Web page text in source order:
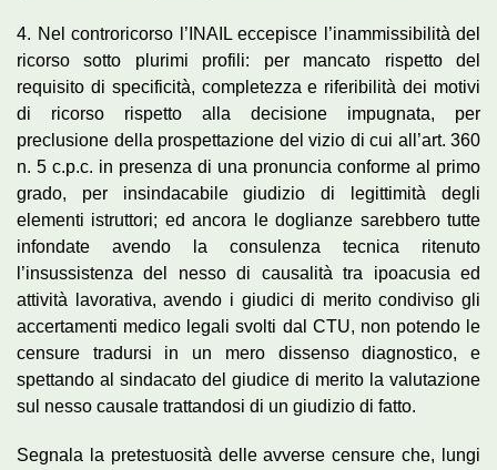
4. Nel controricorso l’INAIL eccepisce l’inammissibilità del
ricorso sotto plurimi profili: per mancato rispetto del
requisito di specificità, completezza e riferibilità dei motivi
di ricorso rispetto alla decisione impugnata, per
preclusione della prospettazione del vizio di cui all’art. 360
n. 5 c.p.c. in presenza di una pronuncia conforme al primo
grado, per insindacabile giudizio di legittimità degli
elementi istruttori; ed ancora le doglianze sarebbero tutte
infondate avendo la consulenza tecnica ritenuto
l’insussistenza del nesso di causalità tra ipoacusia ed
attività lavorativa, avendo i giudici di merito condiviso gli
accertamenti medico legali svolti dal CTU, non potendo le
censure tradursi in un mero dissenso diagnostico, e
spettando al sindacato del giudice di merito la valutazione
sul nesso causale trattandosi di un giudizio di fatto.
Segnala la pretestuosità delle avverse censure che, lungi